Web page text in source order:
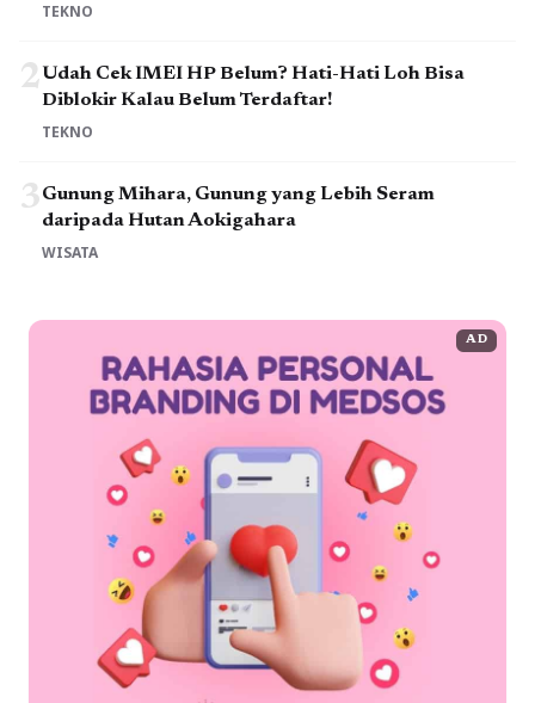
TEKNO
2Udah Cek IMEI HP Belum? Hati-Hati Loh Bisa
Diblokir Kalau Belum Terdaftar!
TEKNO
3Gunung Mihara, Gunung yang Lebih Seram
daripada Hutan Aokigahara
WISATA
AD